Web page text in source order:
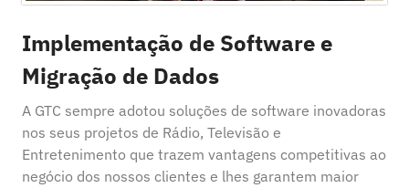
Implementação de Software e
Migração de Dados
A GTC sempre adotou soluções de software inovadoras
nos seus projetos de Rádio, Televisão e
Entretenimento que trazem vantagens competitivas ao
negócio dos nossos clientes e lhes garantem maior